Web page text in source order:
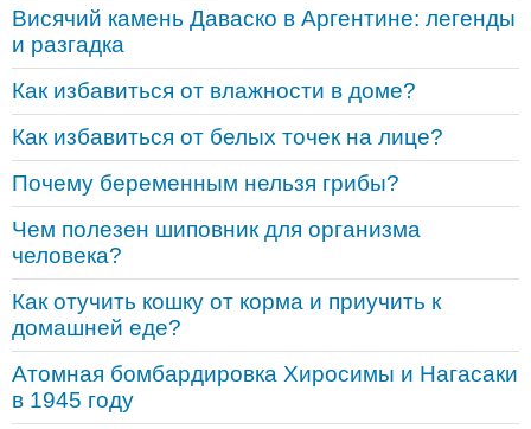
Висячий камень Даваско в Аргентине: легенды
и разгадка
Как избавиться от влажности в доме?
Как избавиться от белых точек на лице?
Почему беременным нельзя грибы?
Чем полезен шиповник для организма
человека?
Как отучить кошку от корма и приучить к
домашней еде?
Атомная бомбардировка Хиросимы и Нагасаки
в 1945 году